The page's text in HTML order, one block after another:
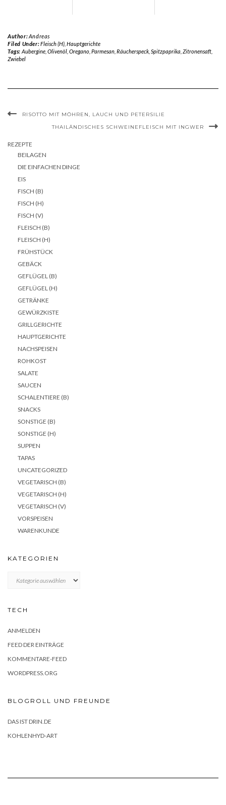
Author:Andreas
Filed Under:Fleisch (H), Hauptgerichte
Tags: Aubergine, Olivenöl, Oregano, Parmesan, Räucherspeck, Spitzpaprika Zitronensaft,
Zwiebel
RISOTTO MIT MÖHREN, LAUCH UND PETERSILIE
THAILÄNDISCHES SCHWEINEFLEISCH MIT INGWER
REZEPTE
BEILAGEN
DIE EINFACHEN DINGE
EIS
FISCH (B)
FISCH (H)
FISCH (V)
FLEISCH (B)
FLEISCH (H)
FRÜHSTÜCK
GEBÄCK
GEFLÜGEL (B)
GEFLÜGEL (H)
GETRÄNKE
GEWÜRZKISTE
GRILLGERICHTE
HAUPTGERICHTE
NACHSPEISEN
ROHKOST
SALATE
SAUCEN
SCHALENTIERE (B)
SNACKS
SONSTIGE (B)
SONSTIGE (H)
SUPPEN
TAPAS
UNCATEGORIZED
VEGETARISCH (B)
VEGETARISCH (H)
VEGETARISCH (V)
VORSPEISEN
WARENKUNDE
KATEGORIEN
TECH
ANMELDEN
FEED DER EINTRÄGE
KOMMENTARE-FEED
WORDPRESS.ORG
BLOGROLL UND FREUNDE
DAS IST DRIN.DE
KOHLENHYD-ART